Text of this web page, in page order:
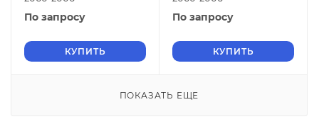
По запросу
КУПИТЬ
По запросу
КУПИТЬ
ПОКАЗАТЬ ЕЩЕ